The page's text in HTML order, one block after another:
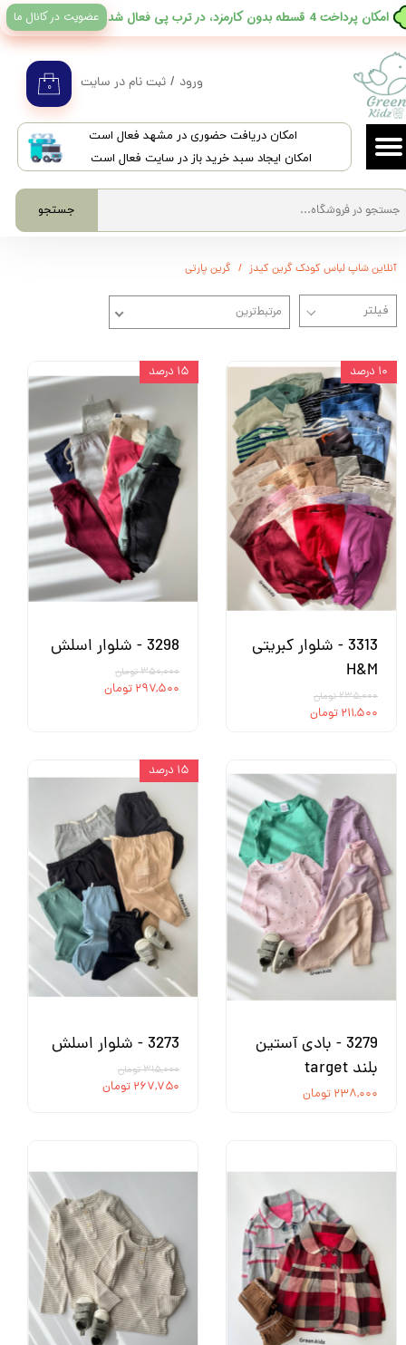
​امکان دریافت حضوری در مشهد فعال است
امکان ایجاد سبد خرید باز در سایت فعال است
جستجو
۰ ورود / ثبت نام در سایت
حساب کاربری من
تغییر گذر واژه
سفارشات
خروج از حساب کاربری
​امکان پرداخت 4 قسطه بدون کارمزد، در ترب پی فعال شد عضویت در کانال ما
آنلاین شاپ لباس کودک گرین کیدز گرین پارتی
مرتبط‌ترین
3313 - شلوار کبریتی
H&M
۲۳۵,۰۰۰ تومان
۲۱۱,۵۰۰ تومان
۱۰ درصد
3298 - شلوار اسلش
۳۵۰,۰۰۰ تومان
۲۹۷,۵۰۰ تومان
۱۵ درصد
3279 - بادی آستین
بلند target
۲۳۸,۰۰۰ تومان
3273 - شلوار اسلش
۳۱۵,۰۰۰ تومان
۲۶۷,۷۵۰ تومان
۱۵ درصد